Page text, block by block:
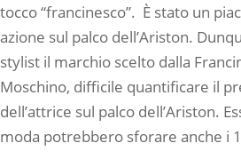
tocco “francinesco”. È stato un
azione sul palco dell’Ariston.
stylist il marchio scelto dalla
Moschino, difficile quantificare il
dell’attrice sul palco dell’Ariston.
moda potrebbero sforare anche i